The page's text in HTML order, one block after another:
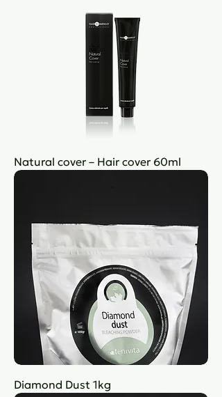
Natural cover – Hair cover 60ml
Diamond Dust 1kg